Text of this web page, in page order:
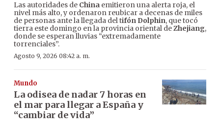
Las autoridades de China emitieron una alerta roja, el
nivel más alto, y ordenaron reubicar a decenas de miles
de personas ante la llegada del tifón Dolphin, que tocó
tierra este domingo en la provincia oriental deZhejiang,
donde se esperan lluvias “extremadamente
torrenciales”.
Agosto 9, 2026 08:42 a. m.
Mundo
La odisea de nadar 7 horas en
el mar para llegar a España y
“cambiar de vida”